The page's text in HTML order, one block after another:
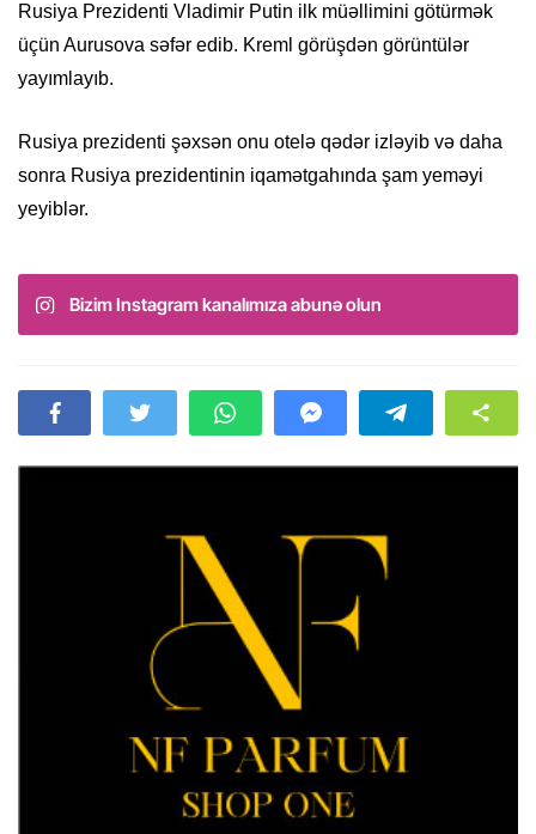
Rusiya Prezidenti Vladimir Putin ilk müəllimini götürmək
üçün Aurusova səfər edib. Kreml görüşdən görüntülər
yayımlayıb.
Rusiya prezidenti şəxsən onu otelə qədər izləyib və daha
sonra Rusiya prezidentinin iqamətgahında şam yeməyi
yeyiblər.
Bizim Instagram kanalımıza abunə olun